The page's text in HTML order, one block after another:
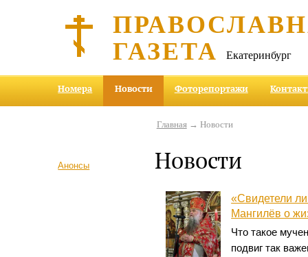
ГАЗЕТА Екатеринбург
Номера Новости Фоторепортажи
Анонсы
Главная→ Новости
Новости
«Свидетели
Мангилёв о
Что такое
подвиг так